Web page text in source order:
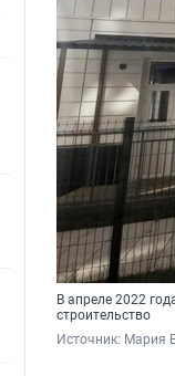
В апреле 2022
строительство
Источник: Мария